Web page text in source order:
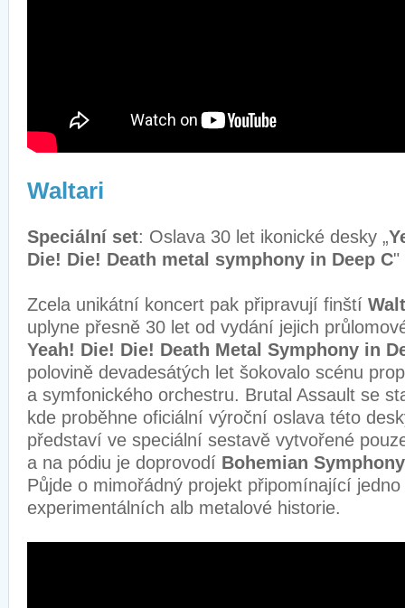
Waltari
Speciální set: Oslava 30 let ikonické desky „
Die! Die! Death metal symphony in Deep C"
Zcela unikátní koncert pak připravují finští
uplyne přesně 30 let od vydání jejich
Yeah! Die! Die! Death Metal Symphony in
polovině devadesátých let šokovalo scénu
a symfonického orchestru. Brutal Assault se
kde proběhne oficiální výroční oslava této
představí ve speciální sestavě vytvořené
a na pódiu je doprovodí Bohemian
Půjde o mimořádný projekt připomínající
experimentálních alb metalové historie.